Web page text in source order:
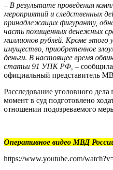
– В результате проведения
мероприятий и следственных
принадлежащих фигуранту,
часть похищенных денежных
миллионов рублей. Кроме этого
имущество, приобретенное
деньги. В настоящее время
статьи 91 УПК РФ, – сообщила
официальный представитель
Расследование уголовного
момент в суд подготовлено
отношении подозреваемого
Оперативное видео МВД
https://www.youtube.com/